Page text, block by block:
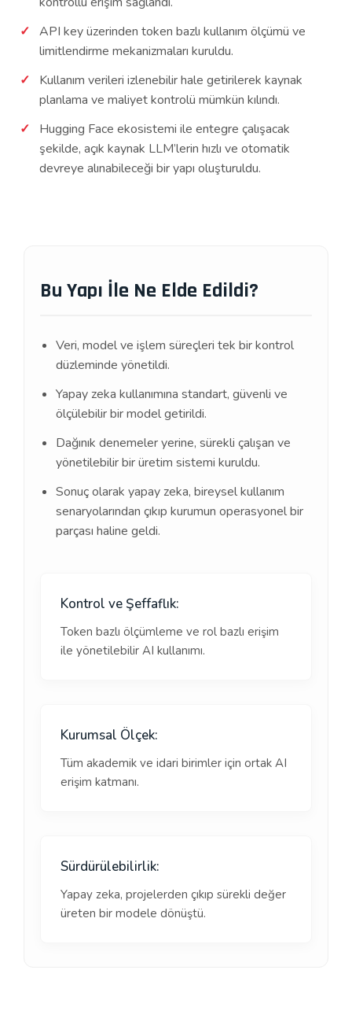
API key üzerinden token bazlı kullanım ölçümü ve
limitlendirme mekanizmaları kuruldu.
Kullanım verileri izlenebilir hale getirilerek kaynak
planlama ve maliyet kontrolü mümkün kılındı.
Hugging Face ekosistemi ile entegre çalışacak
şekilde, açık kaynak LLM’lerin hızlı ve otomatik
devreye alınabileceği bir yapı oluşturuldu.
Bu Yapı İle Ne Elde Edildi?
Veri, model ve işlem süreçleri tek bir kontrol
düzleminde yönetildi.
Yapay zeka kullanımına standart, güvenli ve
ölçülebilir bir model getirildi.
Dağınık denemeler yerine, sürekli çalışan ve
yönetilebilir bir üretim sistemi kuruldu.
Sonuç olarak yapay zeka, bireysel kullanım
senaryolarından çıkıp kurumun operasyonel bir
parçası haline geldi.
Kontrol ve Şeffaflık:
Token bazlı ölçümleme ve rol bazlı erişim
ile yönetilebilir AI kullanımı.
Kurumsal Ölçek:
Tüm akademik ve idari birimler için ortak AI
erişim katmanı.
Sürdürülebilirlik:
Yapay zeka, projelerden çıkıp sürekli değer
üreten bir modele dönüştü.